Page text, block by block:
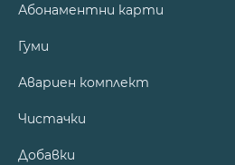
Абонаментни карти
Гуми
Авариен комплект
Чистачки
Добавки